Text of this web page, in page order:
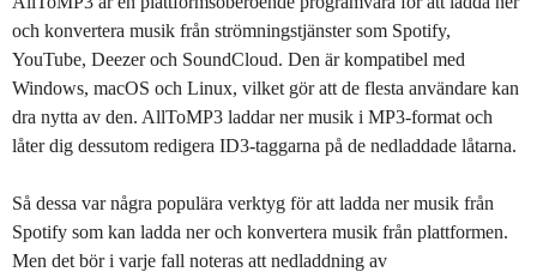
och konvertera musik från strömningstjänster som Spotify,
YouTube, Deezer och SoundCloud. Den är kompatibel med
Windows, macOS och Linux, vilket gör att de flesta användare kan
dra nytta av den. AllToMP3 laddar ner musik i MP3-format och
låter dig dessutom redigera ID3-taggarna på de nedladdade låtarna.
Så dessa var några populära verktyg för att ladda ner musik från
Spotify som kan ladda ner och konvertera musik från plattformen.
Men det bör i varje fall noteras att nedladdning av